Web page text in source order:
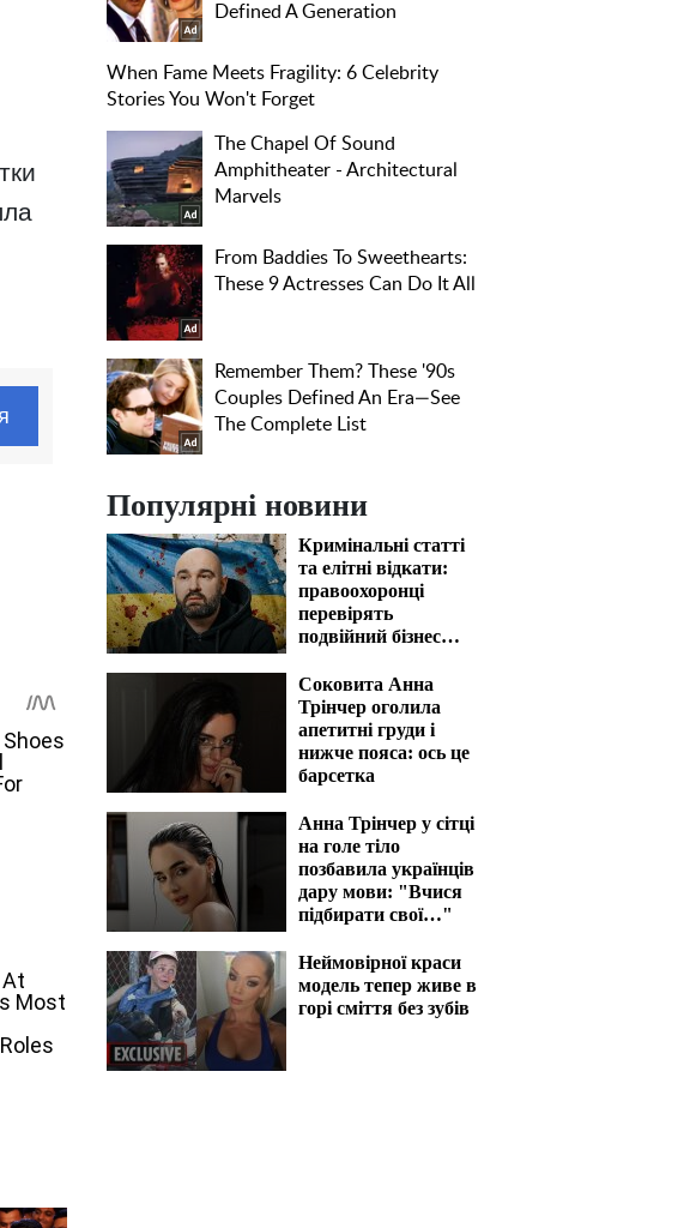
Популярні новини
Кримінальні статті
та елітні відкати:
правоохоронці
перевірять
подвійний бізнес
Конотопського
Соковита Анна
Трінчер оголила
апетитні груди і
нижче пояса: ось це
барсетка
Анна Трінчер у сітці
на голе тіло
позбавила українців
дару мови: "Вчися
підбирати свої…"
Неймовірної краси
модель тепер живе в
горі сміття без зубів